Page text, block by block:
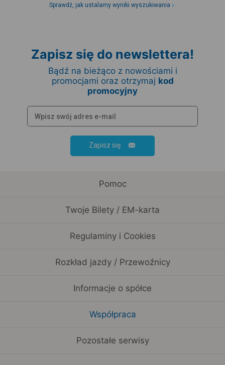
Sprawdź, jak ustalamy wyniki wyszukiwania
Zapisz się do newslettera!
Bądź na bieżąco z nowościami i
promocjami oraz otrzymaj kod
promocyjny
Zapisz się
Pomoc
Twoje Bilety / EM-karta
Regulaminy i Cookies
Rozkład jazdy / Przewoźnicy
Informacje o spółce
Współpraca
Pozostałe serwisy